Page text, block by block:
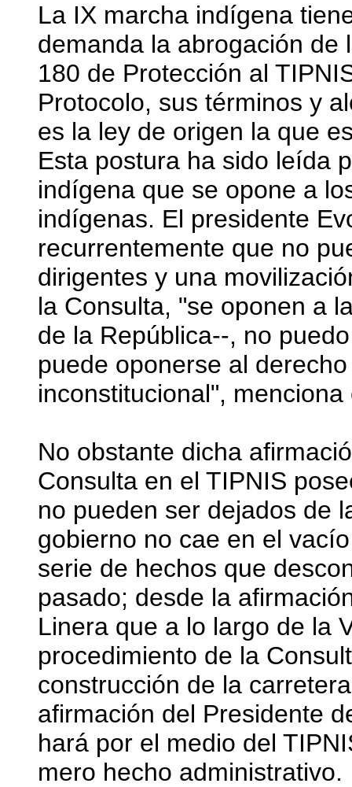
La IX marcha indígena
demanda la abrogación de
180 de Protección al
Protocolo, sus términos y
es la ley de origen la que
Esta postura ha sido leída
indígena que se opone a
indígenas. El presidente
recurrentemente que no
dirigentes y una
la Consulta, "se oponen a
de la República--, no
puede oponerse al
inconstitucional",
No obstante dicha
Consulta en el TIPNIS
no pueden ser dejados de
gobierno no cae en el
serie de hechos que
pasado; desde la
Linera que a lo largo de la
procedimiento de la
construcción de la
afirmación del Presidente
hará por el medio del
mero hecho administrativo.